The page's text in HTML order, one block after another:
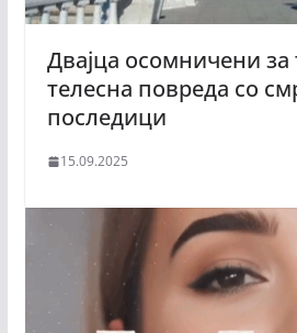
Двајца осомничени за
телесна повреда со
последици
15.09.2025